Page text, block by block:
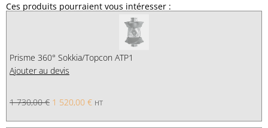
Ces produits pourraient vous intéresser :
Prisme 360° Sokkia/Topcon ATP1
Ajouter au devis
1 730,00€ 1 520,00 € HT